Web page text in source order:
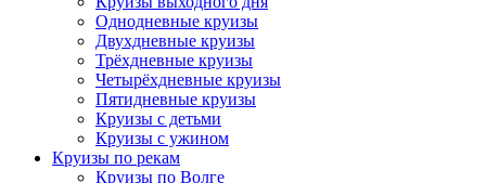
Однодневные круизы
Двухдневные круизы
Трёхдневные круизы
Четырёхдневные круизы
Пятидневные круизы
Круизы с детьми
Круизы с ужином
Круизы по рекам
Круизы по Волге